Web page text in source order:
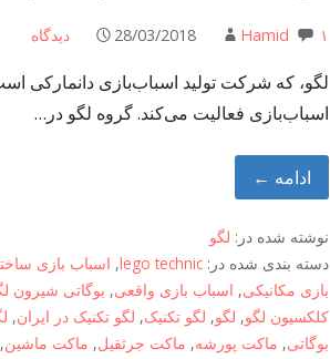
28/03/2018 Hamid ۱ دیدگاه
لگو، که شرکت تولید اسباب‌بازی دانمارکی
اسباب‌بازی فعالیت می‌کند. گروه لگو در…
ادامه ←
نوشته شده در: لگو
دسته بندی شده در:lego technic
, اسباب بازی
بازی مکانیکی, اسباب بازی واقعی, بوگاتی شیرون
کلکسیون لگو, لگو, لگو تکنیک, لگو تکنیک در ایران,
بوگاتی, ماکت پورشه, ماکت جرثقیل, ماکت ماشین,